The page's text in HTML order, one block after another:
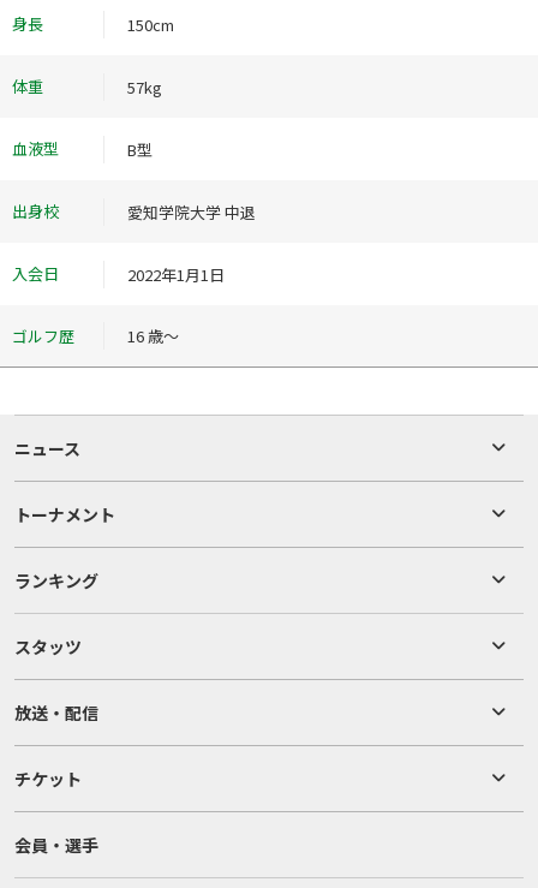
身長 150cm
体重 57kg
血液型 B型
出身校 愛知学院大学 中退
入会日 2022年1月1日
ゴルフ歴 16 歳～
ニュース
トーナメント
ランキング
スタッツ
放送・配信
チケット
会員・選手